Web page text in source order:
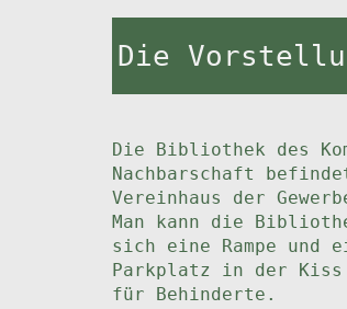
Die
Die Bibliothek des
Nachbarschaft
Vereinhaus der
Man kann die
sich eine Rampe und
Parkplatz in der
für Behinderte.